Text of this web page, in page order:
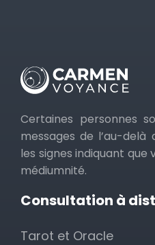
Certaines personnes
messages de l’au-delà
les signes indiquant que
médiumnité.
Consultation à
Tarot et Oracle